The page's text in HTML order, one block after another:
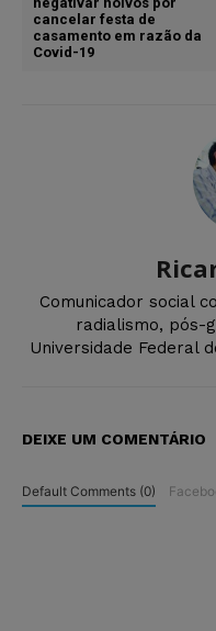
cancelar festa de
casamento em razão da
Covid-19
Comunicador social
radialismo, pós-
Universidade Federal
DEIXE UM COMENTÁRIO
Default Comments (0)